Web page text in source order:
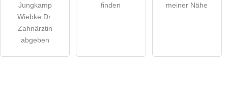
Besucher sichtbar
Klicken Sie hier um eine
Zahnarzt-Eintrag zu stellen
Jungkamp
Wiebke Dr.
Zahnärztin
abgeben
finden
meiner Nähe